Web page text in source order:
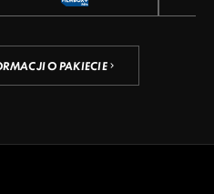
O PAKIECIE